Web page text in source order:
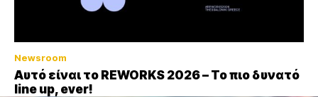
Newsroom
Αυτό είναι το REWORKS 2026 – Το πιο δυνατό
line up, ever!